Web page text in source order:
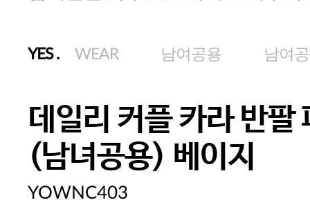
YES. WEAR 남여공용 남여
데일리 커플 카라 반팔
(남녀공용) 베이지
YOWNC403